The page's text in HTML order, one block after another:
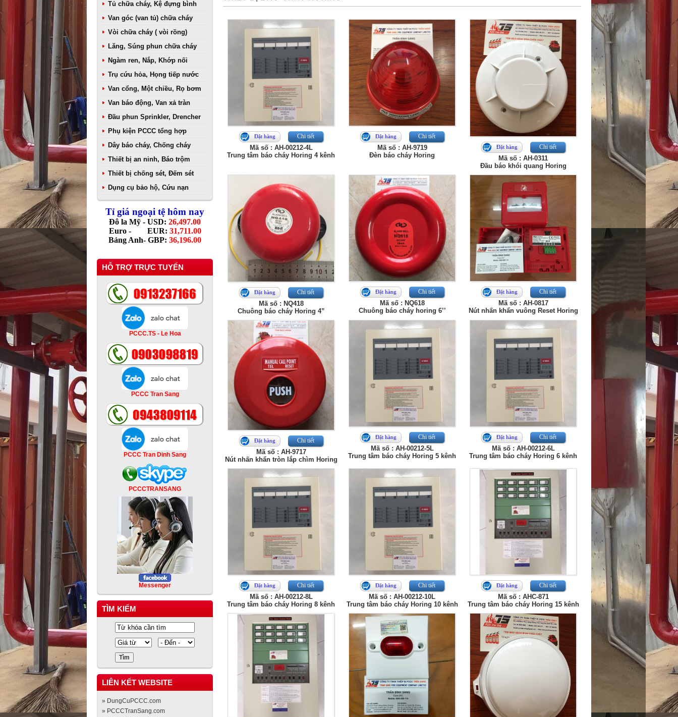
Tủ chữa cháy, Kệ đựng bình
Van góc (van tủ) chữa cháy
Vòi chữa cháy ( vòi rồng)
Lăng, Súng phun chữa cháy
Ngàm ren, Nắp, Khớp nối
Trụ cứu hỏa, Họng tiếp nước
Van cổng, Một chiều, Rọ bơm
Van báo động, Van xả tràn
Đầu phun Sprinkler, Drencher
Phụ kiện PCCC tổng hợp
Dây báo cháy, Chống cháy
Thiết bị an ninh, Báo trộm
Thiết bị chống sét, Đếm sét
Dụng cụ bảo hộ, Cứu nạn
Tỉ giá ngoại tệ hôm nay
Đô la Mỹ - USD: 26,497.00
Euro - EUR: 31,711.00
Bảng Anh- GBP: 36,196.00
HỖ TRỢ TRỰC TUYẾN
PCCC.TS - Le Hoa
PCCC Tran Sang
PCCC Tran Dinh Sang
PCCCTRANSANG
Messenger
TÌM KIẾM
LIÊN KẾT WEBSITE
» DungCuPCCC.com
» PCCCTranSang.com
Đặt hàng Chi tiết
Mã số : AH-00212-4L
Trung tâm báo cháy Horing 4 kênh
Đặt hàng Chi tiết
Mã số : AH-9719
Đèn báo cháy Horing
Đặt hàng Chi tiết
Mã số : AH-0311
Đầu báo khói quang Horing
Đặt hàng Chi tiết
Mã số : NQ418
Chuông báo cháy Horing 4”
Đặt hàng Chi tiết
Mã số : NQ618
Chuông báo cháy horing 6’’
Đặt hàng Chi tiết
Mã số : AH-0817
Nút nhấn khẩn vuông Reset Horing
Đặt hàng Chi tiết
Mã số : AH-9717
Nút nhấn khẩn tròn lắp chìm Horing
Đặt hàng Chi tiết
Mã số : AH-00212-5L
Trung tâm báo cháy Horing 5 kênh
Đặt hàng Chi tiết
Mã số : AH-00212-6L
Trung tâm báo cháy Horing 6 kênh
Đặt hàng Chi tiết
Mã số : AH-00212-8L
Trung tâm báo cháy Horing 8 kênh
Đặt hàng Chi tiết
Mã số : AH-00212-10L
Trung tâm báo cháy Horing 10 kênh
Đặt hàng Chi tiết
Mã số : AHC-871
Trung tâm báo cháy Horing 15 kênh